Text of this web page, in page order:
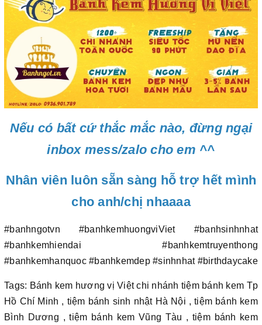
Nếu có bất cứ thắc mắc nào, đừng ngại
inbox mess/zalo cho em ^^
Nhân viên luôn sẵn sàng hỗ trợ hết mình
cho anh/chị nhaaaa
#banhngotvn #banhkemhuongviViet #banhsinhnhat
#banhkemhiendai #banhkemtruyenthong
#banhkemhanquoc #banhkemdep #sinhnhat #birthdaycake
Tags: Bánh kem hương vị Việt chi nhánh tiệm bánh kem Tp
Hồ Chí Minh , tiệm bánh sinh nhật Hà Nội , tiệm bánh kem
Bình Dương , tiệm bánh kem Vũng Tàu , tiệm bánh kem